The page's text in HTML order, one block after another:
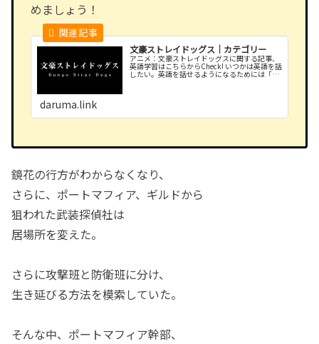
めましょう！
文豪ストレイドッグス｜カテゴリー
アニメ：文豪ストレイドッグスに関する記事、
英語学習はこちらからCheck! いつかは英語を話
したい。英語を話せるようになるためには「慣
れ」が必要です。 好きなアニメから英語の勉
daruma.link
鏡花の行方がわからなくなり、
さらに、ポートマフィア、ギルドから
狙われた武装探偵社は
居場所を変えた。
さらに攻撃班と防衛班に分け、
生き延びる方法を模索していた。
そんな中、ポートマフィア幹部、